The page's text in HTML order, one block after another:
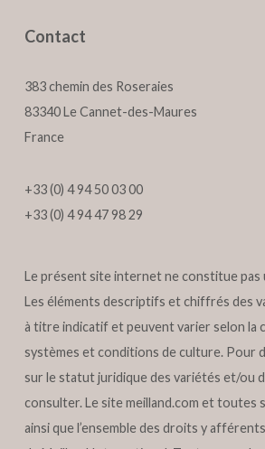
Contact
383 chemin des Roseraies
83340 Le Cannet-des-Maures
France
+33 (0) 4 94 50 03 00
+33 (0) 4 94 47 98 29
Le présent site internet ne constitue
Les éléments descriptifs et chiffrés des
à titre indicatif et peuvent varier selon la
systèmes et conditions de culture. Pour
sur le statut juridique des variétés et/ou
consulter. Le sitemeilland.com et toutes
ainsi que l’ensemble des droits y